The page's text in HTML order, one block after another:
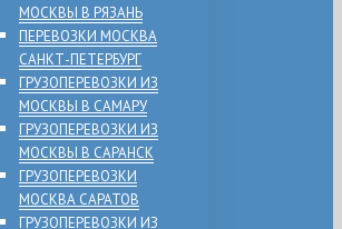
МОСКВЫ В РЯЗАНЬ
ПЕРЕВОЗКИ МОСКВА
САНКТ-ПЕТЕРБУРГ
ГРУЗОПЕРЕВОЗКИ ИЗ
МОСКВЫ В САМАРУ
ГРУЗОПЕРЕВОЗКИ ИЗ
МОСКВЫ В САРАНСК
ГРУЗОПЕРЕВОЗКИ
МОСКВА САРАТОВ
ГРУЗОПЕРЕВОЗКИ ИЗ